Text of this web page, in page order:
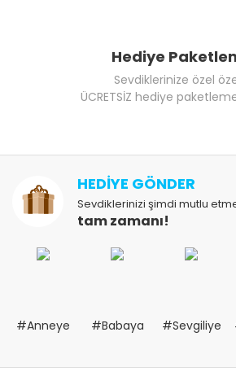
Hediye
Sevdiklerinize özel
ÜCRETSİZ hediye
HEDİYE GÖNDER
Sevdiklerinizi şimdi mutlu
tam zamanı!
#Anneye #Babaya #Sevgiliye